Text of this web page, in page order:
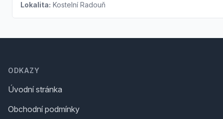
Lokalita: Kostelní Radouň
ODKAZY
Úvodní stránka
Obchodní podmínky